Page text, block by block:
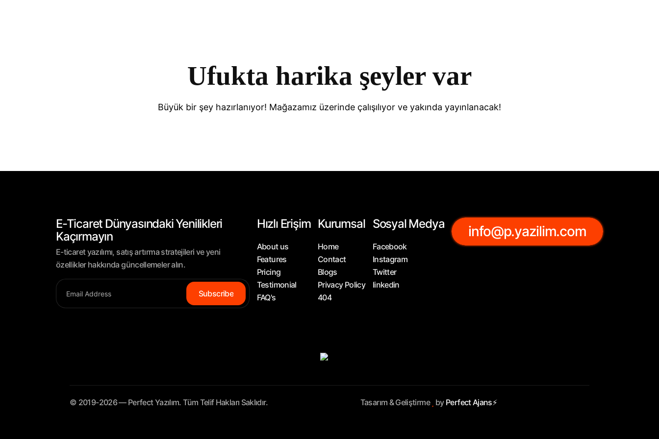
Ufukta harika şeyler var
Büyük bir şey hazırlanıyor! Mağazamız üzerinde çalışılıyor ve yakında yayınlanacak!
E-Ticaret Dünyasındaki Yenilikleri
Kaçırmayın
E-ticaret yazılımı, satış artırma stratejileri ve yeni
özellikler hakkında güncellemeler alın.
Subscribe
Hızlı Erişim
About us
Features
Pricing
Testimonial
FAQ's
Kurumsal
Home
Contact
Blogs
Privacy Policy
404
Sosyal Medya
Facebook
Instagram
Twitter
linkedin
info@p.yazilim.com
© 2019-2026 — Perfect Yazılım. Tüm Telif Hakları Saklıdır. Tasarım & Geliştirme by Perfect Ajans⚡